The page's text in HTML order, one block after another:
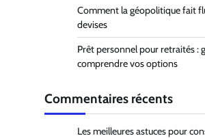
Comment la géopolitique fait
devises
Prêt personnel pour retraités :
comprendre vos options
Commentaires récents
Les meilleures astuces pour